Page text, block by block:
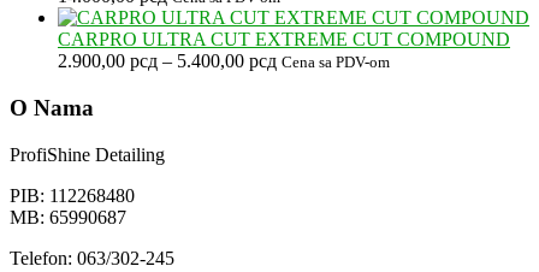
CARPRO ULTRA CUT EXTREME CUT COMPOUND
2.900,00 рсд – 5.400,00 рсдRaspon
Cena sa PDV-om
O Nama
ProfiShine Detailing
PIB: 112268480
MB: 65990687
Telefon: 063/302-245